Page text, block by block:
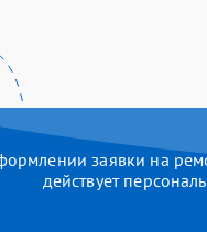
заявки на
действует